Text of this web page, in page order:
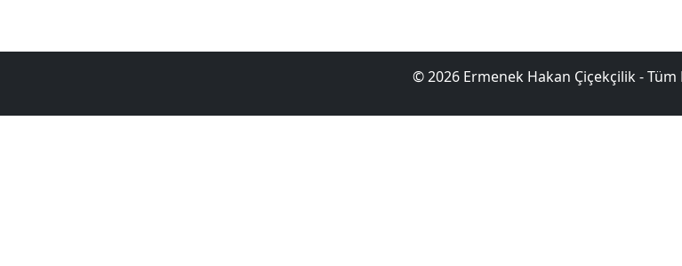
© 2026 Ermenek Hakan Çiçekçilik - Tüm